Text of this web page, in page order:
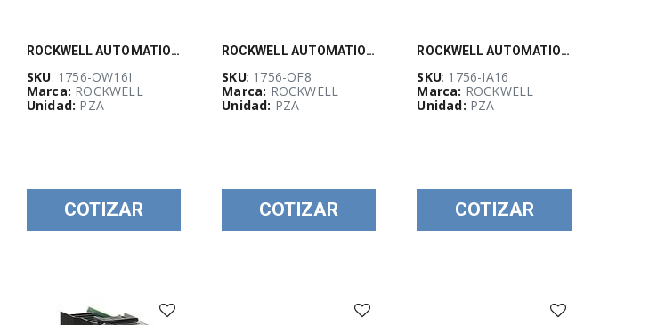
ROCKWELL AUTOMATION, Modulo de salidas de relay para ControlLogix 16 Pts - 1756OW16I
SKU: 1756-OW16I
Marca: ROCKWELL
Unidad: PZA
COTIZAR
ROCKWELL AUTOMATION,Modulo de salidas analogicas Corriente/Volatje 8 Pst - 1756OF8
SKU: 1756-OF8
Marca: ROCKWELL
Unidad: PZA
COTIZAR
ROCKWELL AUTOMATION, Modulo de entradas VAC para ControlLogix 16 Pts, 79-132 VAC - 1756IA16
SKU: 1756-IA16
Marca: ROCKWELL
Unidad: PZA
COTIZAR